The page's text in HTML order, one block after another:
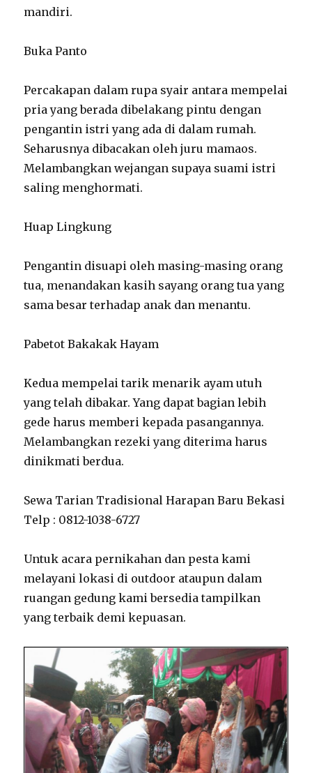
mandiri.
Buka Panto
Percakapan dalam rupa syair antara mempelai
pria yang berada dibelakang pintu dengan
pengantin istri yang ada di dalam rumah.
Seharusnya dibacakan oleh juru mamaos.
Melambangkan wejangan supaya suami istri
saling menghormati.
Huap Lingkung
Pengantin disuapi oleh masing-masing orang
tua, menandakan kasih sayang orang tua yang
sama besar terhadap anak dan menantu.
Pabetot Bakakak Hayam
Kedua mempelai tarik menarik ayam utuh
yang telah dibakar. Yang dapat bagian lebih
gede harus memberi kepada pasangannya.
Melambangkan rezeki yang diterima harus
dinikmati berdua.
Sewa Tarian Tradisional Harapan Baru Bekasi
Telp : 0812-1038-6727
Untuk acara pernikahan dan pesta kami
melayani lokasi di outdoor ataupun dalam
ruangan gedung kami bersedia tampilkan
yang terbaik demi kepuasan.